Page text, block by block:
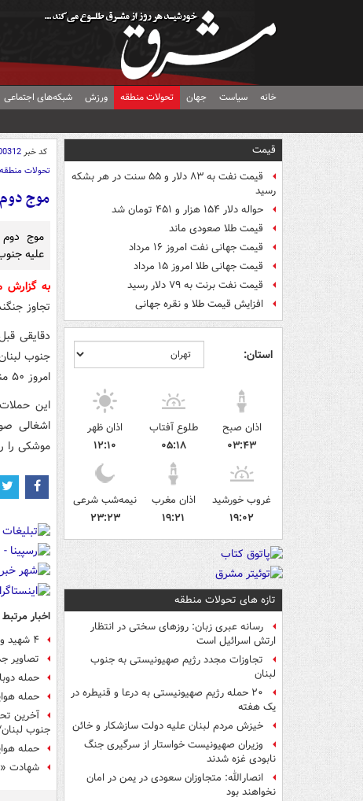
خانه سیاست جهان تحولات منطقه ورزش شبکه‌های اجتماعی
قیمت
قیمت نفت به ۸۳ دلار و ۵۵ سنت در هر بشکه
رسید
حواله دلار ۱۵۴ هزار و ۴۵۱ تومان شد
قیمت طلا صعودی ماند
قیمت جهانی نفت امروز ۱۶ مرداد
قیمت جهانی طلا امروز ۱۵ مرداد
قیمت نفت برنت به ۷۹ دلار رسید
افزایش قیمت طلا و نقره جهانی
استان:
اذان صبح
۰۳:۴۳
طلوع آفتاب
۰۵:۱۸
اذان ظهر
۱۲:۱۰
غروب خورشید
۱۹:۰۲
اذان مغرب
۱۹:۲۱
نیمه‌شب شرعی
۲۳:۲۳
تازه های تحولات منطقه
رسانه عبری زبان: روزهای سختی در انتظار
ارتش اسرائیل است
تجاوزات مجدد رژیم صهیونیستی به جنوب
لبنان
۲۰ حمله رژیم صهیونیستی به درعا و قنیطره در
یک هفته
خیزش مردم لبنان علیه دولت سازشکار و خائن
وزیران صهیونیست خواستار از سرگیری جنگ
نابودی غزه شدند
انصارالله: متجاوزان سعودی در یمن در امان
نخواهند بود
کد خبر
تحولات منطقه
موج
موج دوم
علیه
به
تجاوز
دقایقی
جنوب
امروز ۵۰ منطقه را در جنوب لبنان هدف قرار دادند.
این
اشغالی
موشکی را
اخبار مرتبط
۴ شهید و ۱۰ مجروح در حملات هوایی رژیم صهیونیستی به جنوب لبنان
تصاویر
حمله
حمله
آخرین
جنوب
حمله
شهادت